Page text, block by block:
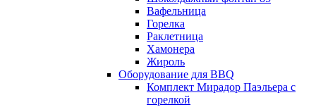
Вафельница
Горелка
Раклетница
Хамонера
Жироль
Оборудование для BBQ
Комплект Мирадор Паэльера с
горелкой